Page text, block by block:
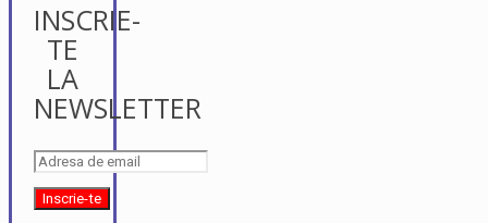
INSCRIE-
TE
LA
NEWSLETTER